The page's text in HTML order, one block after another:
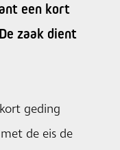
een kort
zaak dient
geding
de eis de